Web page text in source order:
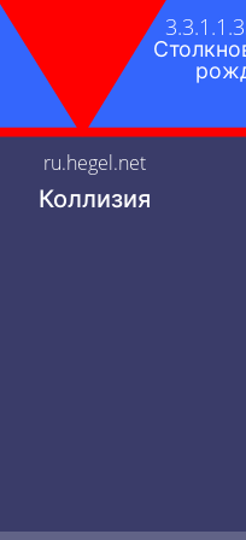
ru.hegel.net
Коллизия